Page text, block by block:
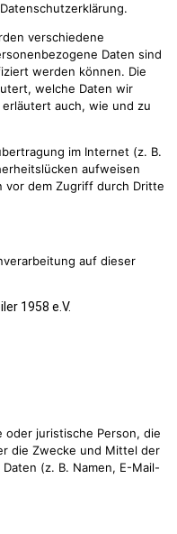
verschiedene
Daten sind
werden können. Die
welche Daten wir
auch, wie und zu
im Internet (z. B.
aufweisen
vor dem Zugriff durch Dritte
auf dieser
1958 e.V.
juristische Person, die
die Zwecke und Mittel der
(z. B. Namen, E-Mail-